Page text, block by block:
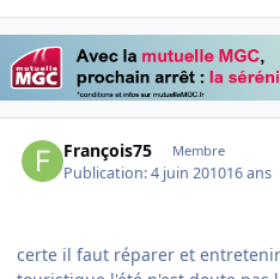
François75 Membre
Publication:4 juin 201016 ans
certe il faut réparer et